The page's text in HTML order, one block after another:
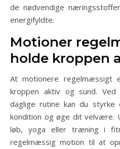
de nødvendige
energifyldte.
Motioner
holde kroppen
At motionere regelmæssigt
kroppen aktiv og sund.
daglige rutine kan du styrke
kondition og øge dit velvære.
løb, yoga eller træning i
regelmæssig motion til at